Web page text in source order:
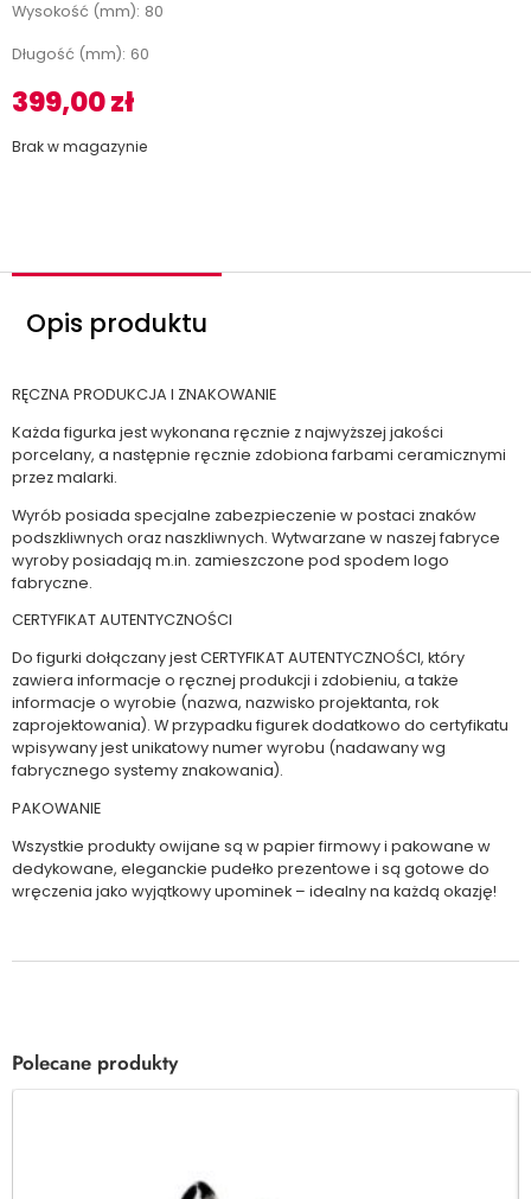
Wysokość (mm): 80
Długość (mm): 60
399,00zł
Brak w magazynie
Opis produktu
RĘCZNA PRODUKCJA I ZNAKOWANIE
Każda figurka jest wykonana ręcznie z najwyższej jakości
porcelany, a następnie ręcznie zdobiona farbami ceramicznymi
przez malarki.
Wyrób posiada specjalne zabezpieczenie w postaci znaków
podszkliwnych oraz naszkliwnych. Wytwarzane w naszej fabryce
wyroby posiadają m.in. zamieszczone pod spodem logo
fabryczne.
CERTYFIKAT AUTENTYCZNOŚCI
Do figurki dołączany jest CERTYFIKAT AUTENTYCZNOŚCI, który
zawiera informacje o ręcznej produkcji i zdobieniu, a także
informacje o wyrobie (nazwa, nazwisko projektanta, rok
zaprojektowania). W przypadku figurek dodatkowo do certyfikatu
wpisywany jest unikatowy numer wyrobu (nadawany wg
fabrycznego systemy znakowania).
PAKOWANIE
Wszystkie produkty owijane są w papier firmowy i pakowane w
dedykowane, eleganckie pudełko prezentowe i są gotowe do
wręczenia jako wyjątkowy upominek – idealny na każdą okazję!
Polecane produkty